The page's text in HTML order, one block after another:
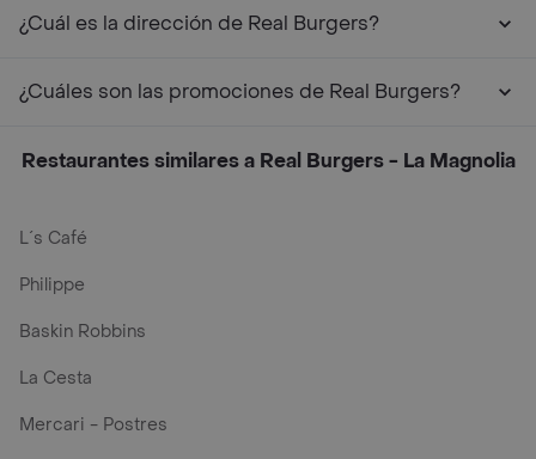
¿Cuál es la dirección de Real Burgers?
¿Cuáles son las promociones de Real Burgers?
Restaurantes similares a Real Burgers - La Magnolia
L´s Café
Philippe
Baskin Robbins
La Cesta
Mercari - Postres